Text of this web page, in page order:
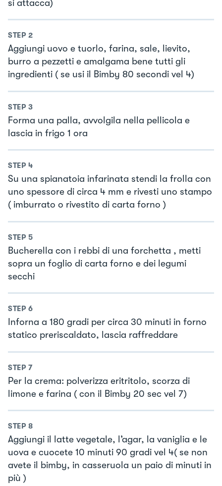
si attacca)
STEP 2
Aggiungi uovo e tuorlo, farina, sale, lievito,
burro a pezzetti e amalgama bene tutti gli
ingredienti ( se usi il Bimby 80 secondi vel 4)
STEP 3
Forma una palla, avvolgila nella pellicola e
lascia in frigo 1 ora
STEP 4
Su una spianatoia infarinata stendi la frolla con
uno spessore di circa 4 mm e rivesti uno stampo
( imburrato o rivestito di carta forno )
STEP 5
Bucherella con i rebbi di una forchetta , metti
sopra un foglio di carta forno e dei legumi
secchi
STEP 6
Inforna a 180 gradi per circa 30 minuti in forno
statico preriscaldato, lascia raffreddare
STEP 7
Per la crema: polverizza eritritolo, scorza di
limone e farina ( con il Bimby 20 sec vel 7)
STEP 8
Aggiungi il latte vegetale, l’agar, la vaniglia e le
uova e cuocete 10 minuti 90 gradi vel 4( se non
avete il bimby, in casseruola un paio di minuti in
più )